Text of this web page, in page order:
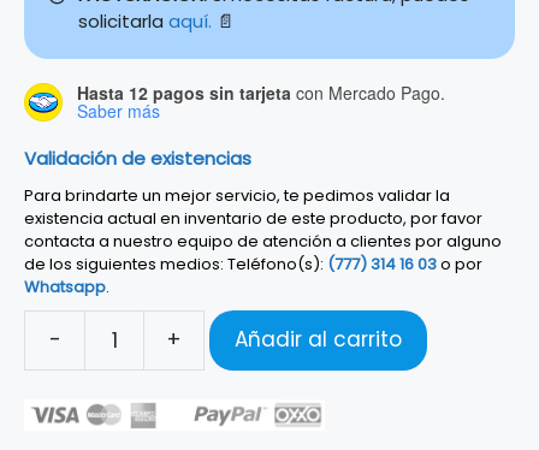
solicitarla aquí. 📄
Hasta 12 pagos sin tarjeta con Mercado Pago.
Saber más
Validación de existencias
Para brindarte un mejor servicio, te pedimos validar la
existencia actual en inventario de este producto, por favor
contacta a nuestro equipo de atención a clientes por alguno
de los siguientes medios: Teléfono(s): (777) 314 16 03o por
Whatsapp.
-
CABLE
PRO
+ Añadir al carrito